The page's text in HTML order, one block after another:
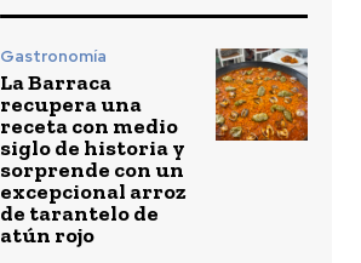
Gastronomía
La Barraca
recupera una
receta con medio
siglo de historia y
sorprende con un
excepcional arroz
de tarantelo de
atún rojo